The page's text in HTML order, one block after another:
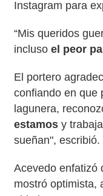
Instagram para
“Mis queridos
incluso el peor
El portero
confiando en que
lagunera,
estamos y
sueñan", escribió.
Acevedo enfatizó
mostró optimista,